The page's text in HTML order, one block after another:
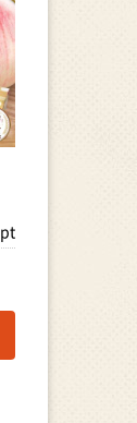
pt